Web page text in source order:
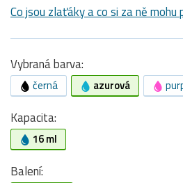
Co jsou zlaťáky a co si za ně mohu
Vybraná barva:
černá azurová
Kapacita:
16 ml
Balení: